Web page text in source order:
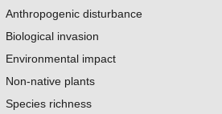
Anthropogenic disturbance
Biological invasion
Environmental impact
Non-native plants
Species richness